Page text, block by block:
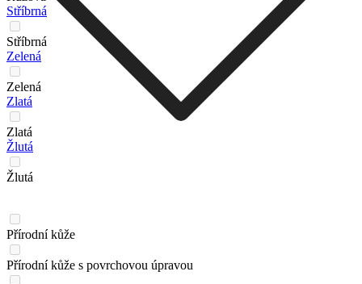
Stříbrná
Stříbrná
Zelená
Zelená
Zlatá
Zlatá
Žlutá
Žlutá
Přírodní kůže
Přírodní kůže s povrchovou úpravou